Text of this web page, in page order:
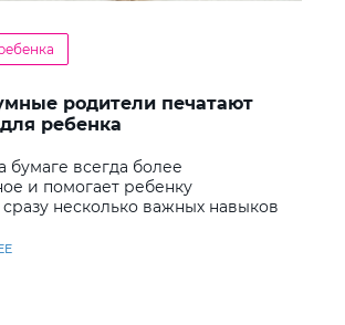
родители печатают
ребенка
бумаге всегда более
и помогает ребенку
сразу несколько важных навыков